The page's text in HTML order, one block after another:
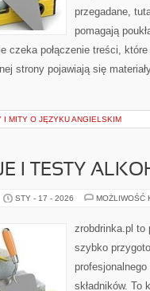
przegadane,
pomagają
czeka połączenie treści,
strony pojawiają się
I MITY O JĘZYKU ANGIELSKIM
I TESTY
STY - 17 - 2026 MOŻLIWOŚĆ
zrobdrinka.pl to
szybko
składników. To